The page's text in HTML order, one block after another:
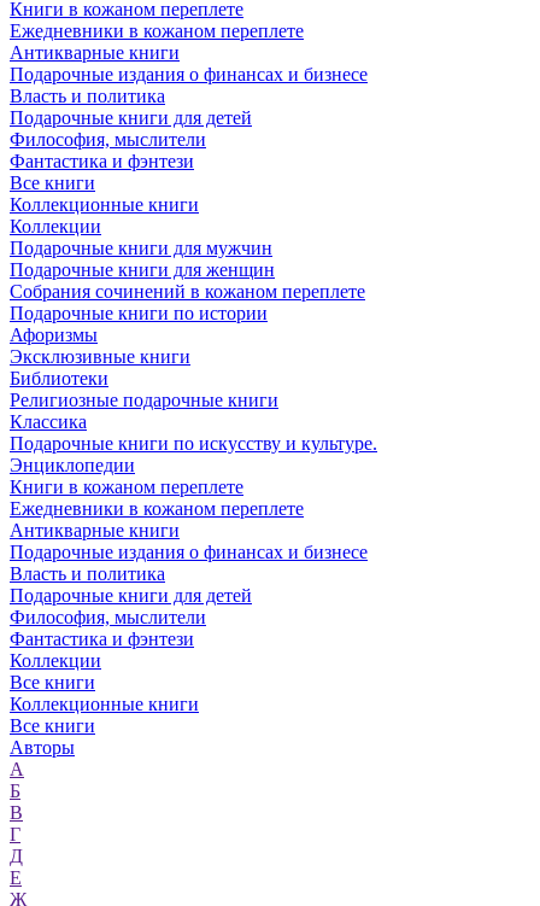
Книги в кожаном переплете
Ежедневники в кожаном переплете
Антикварные книги
Подарочные издания о финансах и бизнесе
Власть и политика
Подарочные книги для детей
Философия, мыслители
Фантастика и фэнтези
Все книги
Коллекционные книги
Коллекции
Подарочные книги для мужчин
Подарочные книги для женщин
Собрания сочинений в кожаном переплете
Подарочные книги по истории
Афоризмы
Эксклюзивные книги
Библиотеки
Религиозные подарочные книги
Классика
Подарочные книги по искусству и культуре.
Энциклопедии
Книги в кожаном переплете
Ежедневники в кожаном переплете
Антикварные книги
Подарочные издания о финансах и бизнесе
Власть и политика
Подарочные книги для детей
Философия, мыслители
Фантастика и фэнтези
Коллекции
Все книги
Коллекционные книги
Все книги
Авторы
А
Б
В
Г
Д
Е
Ж